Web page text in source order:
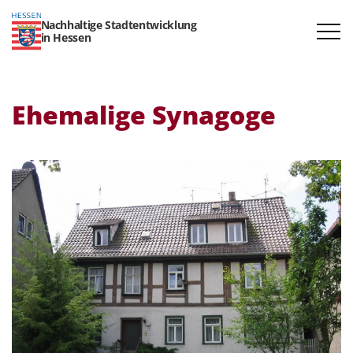
Nachhaltige Stadtentwicklung
in Hessen
Ehemalige Synagoge